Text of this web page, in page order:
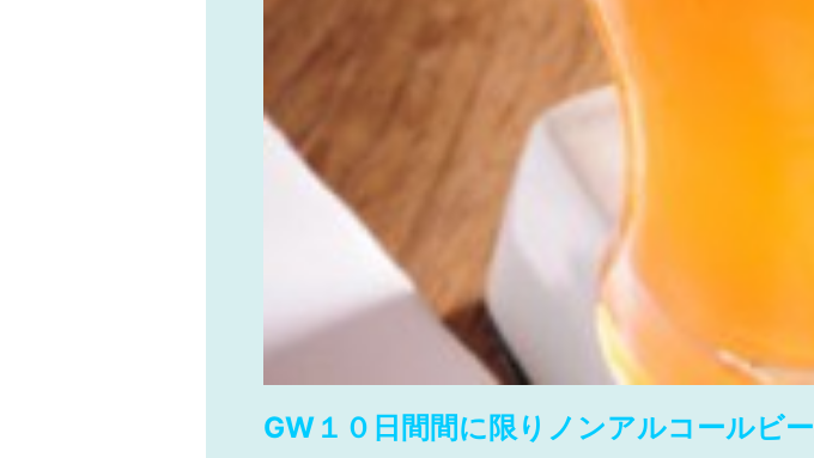
GW１０日間間に限りノンアルコールビ